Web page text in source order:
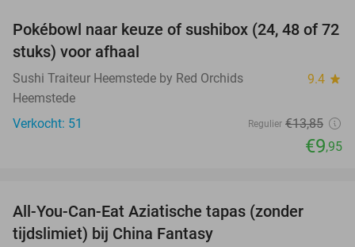
28%
Pokébowl naar keuze of sushibox (24, 48 of 72
stuks) voor afhaal
Sushi Traiteur Heemstede by Red Orchids 9.4 star
Heemstede
Verkocht: 51
Regulier €13,85
€9,95
All-You-Can-Eat Aziatische tapas (zonder
tijdslimiet) bij China Fantasy